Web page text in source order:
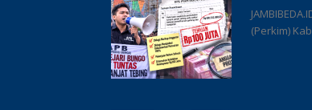
(Perkim)